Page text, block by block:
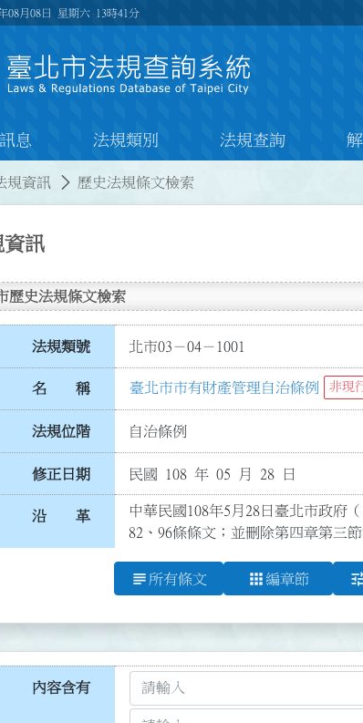
08月08日 星期六 13時41分
息 法規類別 法規查詢
規資訊 歷史法規條文檢索
資訊
歷史法規條文檢索
法規類號 北市03－04－1001
名 稱 臺北市市有財產管理自治條例 非現
法規位階 自治條例
修正日期 民國 108 年 05 月 28 日
沿 革
中華民國108年5月28日臺北市政府
82、96條條文；並刪除第四章第三
subject 所有條文 apps 編章節
內容含有